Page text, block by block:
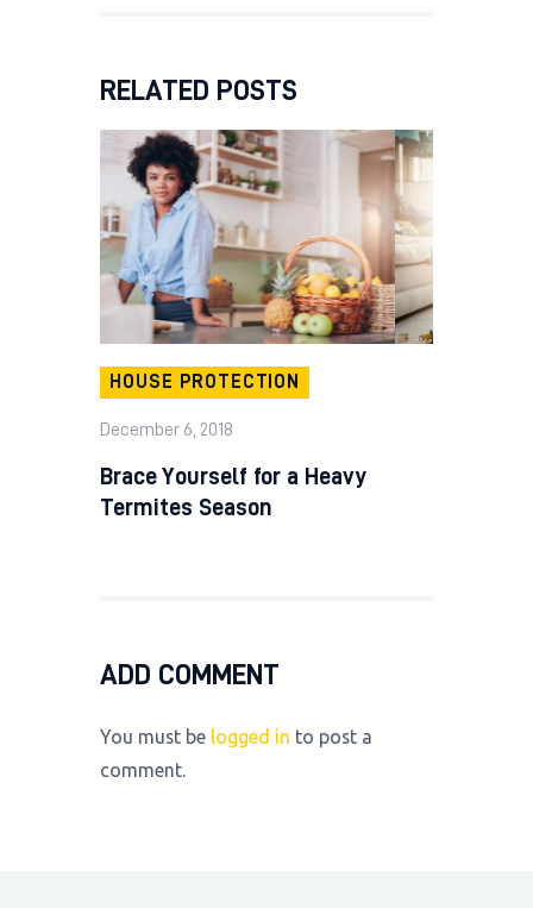
RELATED POSTS
HOUSE PROTECTION
December 6, 2018
Brace Yourself for a Heavy
Termites Season
ADD COMMENT
You must be logged in to post a
comment.